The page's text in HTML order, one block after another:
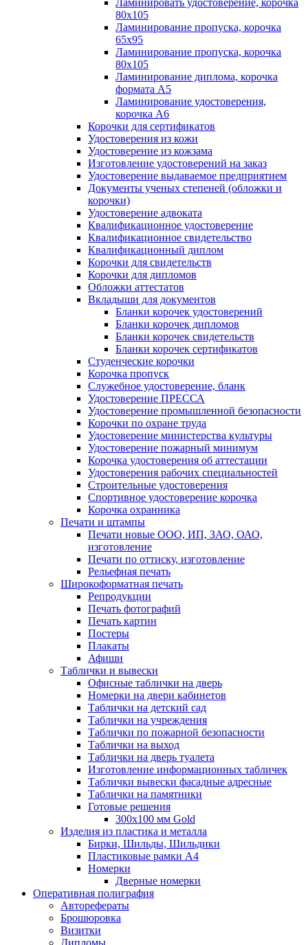
Ламинировать удостоверение, корочка
80х105
Ламинирование пропуска, корочка
65х95
Ламинирование пропуска, корочка
80х105
Ламинирование диплома, корочка
формата А5
Ламинирование удостоверения,
корочка А6
Корочки для сертификатов
Удостоверения из кожи
Удостоверение из кожзама
Изготовление удостоверений на заказ
Удостоверение выдаваемое предприятием
Документы ученых степеней (обложки и
корочки)
Удостоверение адвоката
Квалификационное удостоверение
Квалификационное свидетельство
Квалификационный диплом
Корочки для свидетельств
Корочки для дипломов
Обложки аттестатов
Вкладыши для документов
Бланки корочек удостоверений
Бланки корочек дипломов
Бланки корочек свидетельств
Бланки корочек сертификатов
Студенческие корочки
Корочка пропуск
Служебное удостоверение, бланк
Удостоверение ПРЕССА
Удостоверение промышленной безопасности
Корочки по охране труда
Удостоверение министерства культуры
Удостоверение пожарный минимум
Корочка удостоверения об аттестации
Удостоверения рабочих специальностей
Строительные удостоверения
Спортивное удостоверение корочка
Корочка охранника
Печати и штампы
Печати новые ООО, ИП, ЗАО, ОАО,
изготовление
Печати по оттиску, изготовление
Рельефная печать
Широкоформатная печать
Репродукции
Печать фотографий
Печать картин
Постеры
Плакаты
Афиши
Таблички и вывески
Офисные таблички на дверь
Номерки на двери кабинетов
Таблички на детский сад
Таблички на учреждения
Таблички по пожарной безопасности
Таблички на выход
Таблички на дверь туалета
Изготовление информационных табличек
Таблички вывески фасадные адресные
Таблички на памятники
Готовые решения
300x100 мм Gold
Изделия из пластика и металла
Бирки, Шильды, Шильдики
Пластиковые рамки А4
Номерки
Дверные номерки
Оперативная полиграфия
Авторефераты
Брошюровка
Визитки
Дипломы